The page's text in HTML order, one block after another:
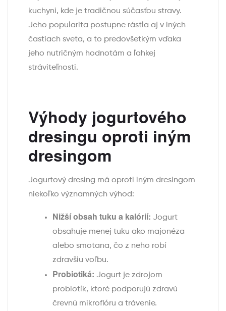
kuchyni, kde je tradičnou súčasťou stravy.
Jeho popularita postupne rástla aj v iných
častiach sveta, a to predovšetkým vďaka
jeho nutričným hodnotám a ľahkej
stráviteľnosti.
Výhody jogurtového
dresingu oproti iným
dresingom
Jogurtový dresing má oproti iným dresingom
niekoľko významných výhod:
Nižší obsah tuku a kalórií: Jogurt
obsahuje menej tuku ako majonéza
alebo smotana, čo z neho robí
zdravšiu voľbu.
Probiotiká: Jogurt je zdrojom
probiotík, ktoré podporujú zdravú
črevnú mikroflóru a trávenie.